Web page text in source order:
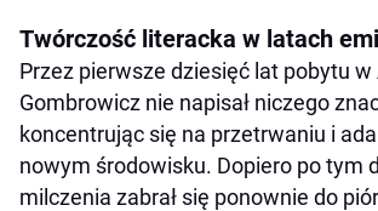
Twórczość literacka w latach
Przez pierwsze dziesięć lat pobytu
Gombrowicz nie napisał niczego
koncentrując się na przetrwaniu i
nowym środowisku. Dopiero po tym
milczenia zabrał się ponownie do